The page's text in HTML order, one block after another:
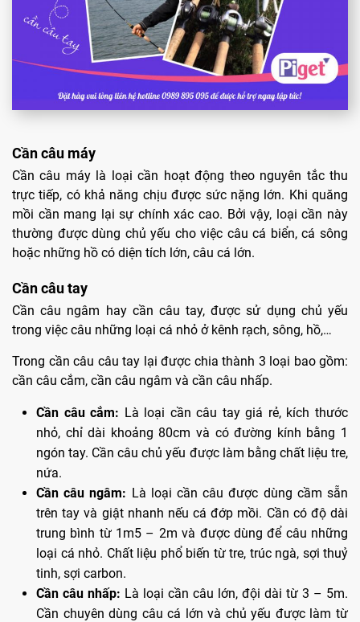
Cần câu máy
Cần câu máy là loại cần hoạt động theo nguyên tắc thu
trực tiếp, có khả năng chịu được sức nặng lớn. Khi quăng
mồi cần mang lại sự chính xác cao. Bởi vậy, loại cần này
thường được dùng chủ yếu cho việc câu cá biển, cá sông
hoặc những hồ có diện tích lớn, câu cá lớn.
Cần câu tay
Cần câu ngâm hay cần câu tay, được sử dụng chủ yếu
trong việc câu những loại cá nhỏ ở kênh rạch, sông, hồ,…
Trong cần câu câu tay lại được chia thành 3 loại bao gồm:
cần câu cắm, cần câu ngâm và cần câu nhấp.
Cần câu cắm: Là loại cần câu tay giá rẻ, kích thước
nhỏ, chỉ dài khoảng 80cm và có đường kính bằng 1
ngón tay. Cần câu chủ yếu được làm bằng chất liệu tre,
nứa.
Cần câu ngâm: Là loại cần câu được dùng cầm sẵn
trên tay và giật nhanh nếu cá đớp mồi. Cần có độ dài
trung bình từ 1m5 – 2m và được dùng để câu những
loại cá nhỏ. Chất liệu phổ biến từ tre, trúc ngà, sợi thuỷ
tinh, sợi carbon.
Cần câu nhấp: Là loại cần câu lớn, đội dài từ 3 – 5m.
Cần chuyên dùng câu cá lớn và chủ yếu được làm từ